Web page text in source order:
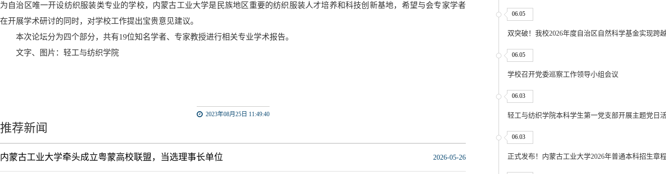
为自治区唯一开设纺织服装类专业的学校，内蒙古工业大学是民族地区重要的纺织服装人才培养和科技创新基地，希望与会专家学者
在开展学术研讨的同时，对学校工作提出宝贵意见建议。
本次论坛分为四个部分，共有19位知名学者、专家教授进行相关专业学术报告。
文字、图片：轻工与纺织学院
2023年08月25日 11:49:40
推荐新闻
内蒙古工业大学牵头成立粤蒙高校联盟，当选理事长单位 2026-05-26
06.05
双突破！我校2026年度自治区自然科学基金实现跨
06.05
学校召开党委巡察工作领导小组会议
06.03
轻工与纺织学院本科学生第一党支部开展主题党日
06.03
正式发布！内蒙古工业大学2026年普通本科招生章